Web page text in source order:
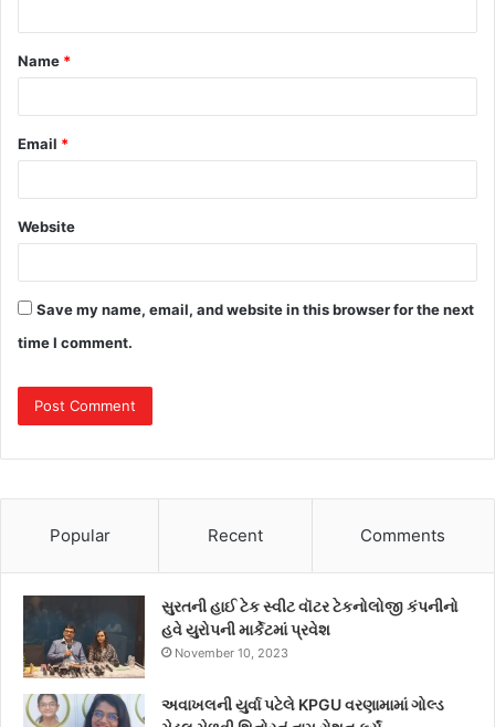
Name *
Email *
Website
Save my name, email, and website in this browser for the next
time I comment.
Popular Recent Comments
સુરતની હાઈ ટેક સ્વીટ વૉટર ટેકનોલોજી કંપનીનો
હવે યુરોપની માર્કેટમાં પ્રવેશ
November 10, 2023
અવાખલની યુર્વા પટેલે KPGU વરણામામાં ગોલ્ડ